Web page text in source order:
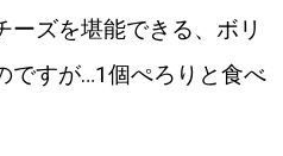
ズを堪能できる、ボリ
ですが…1個ぺろりと食べ